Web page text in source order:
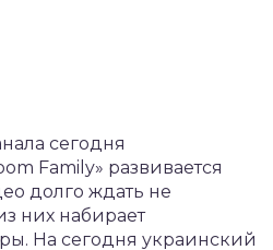
сегодня
Family» развивается
долго ждать не
них набирает
На сегодня украинский